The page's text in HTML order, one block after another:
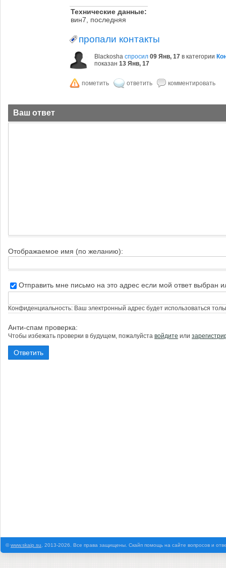
Технические данные:
вин7, последняя
пропали контакты
Blackosha спросил 09 Янв, 17 в категории
показан 13 Янв, 17
Ваш ответ
Отображаемое имя (по желанию):
Отправить мне письмо на это адрес если мой ответ выбран
Конфиденциальность: Ваш электронный адрес будет использоваться
Анти-спам проверка:
Чтобы избежать проверки в будущем, пожалуйста войдите или
©www.skaip.su , 2013-2026. Все права защищены. Скайп помощь на сайте вопросов и